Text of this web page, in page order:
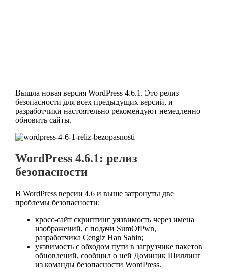
Вышла новая версия WordPress 4.6.1. Это релиз
безопасности для всех предыдущих версий, и
разработчики настоятельно рекомендуют немедленно
обновить сайты.
WordPress 4.6.1: релиз
безопасности
В WordPress версии 4.6 и выше затронуты две
проблемы безопасности:
кросс-сайт скриптинг уязвимость через имена
изображений, с подачи SumOfPwn,
разработчика Cengiz Han Sahin;
уязвимость с обходом пути в загрузчике пакетов
обновлений, сообщил о ней Доминик Шиллинг
из команды безопасности WordPress.